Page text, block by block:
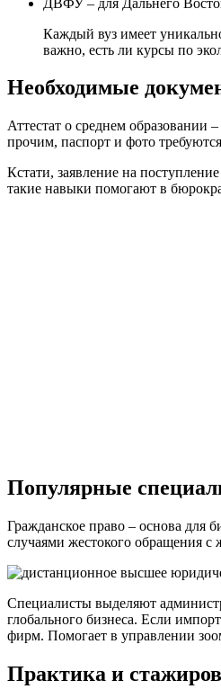
Каждый вуз имеет
важно, есть ли курсы по
Необходимые
Аттестат о среднем
прочим, паспорт и фото
Кстати, заявление на
такие навыки помогают в
Популярные
Гражданское право – основа для
случаями жестокого обращения
Специалисты выделяют
глобального бизнеса. Если
фирм. Помогает в управлении
Практика и